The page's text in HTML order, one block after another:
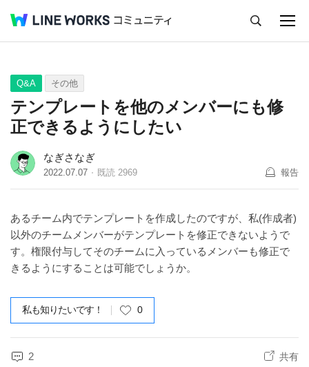
Q&A Tips Ideas
Q&A その他
テンプレートを他のメンバーにも修
正できるようにしたい
なぎさなぎ
2022.07.07 既読 2969 報告
あるチーム内でテンプレートを作成したのですが、私(作成者)
以外のチームメンバーがテンプレートを修正できないようで
す。権限付与してそのチームに入っているメンバーも修正で
きるようにすることは可能でしょうか。
私も知りたいです！ 0
2 共有